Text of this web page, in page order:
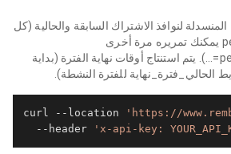
لنوافذ الاشتراك السابقة والحالية (كل
إدخال هوperiodStartUnix يمكنك تمريره مرة أخرى
باستخدامperiodStartUnix=...). يتم استنتاج أوقات نهاية الفترة (بداية
curl --location
'https://
  --header
'x-api-key: